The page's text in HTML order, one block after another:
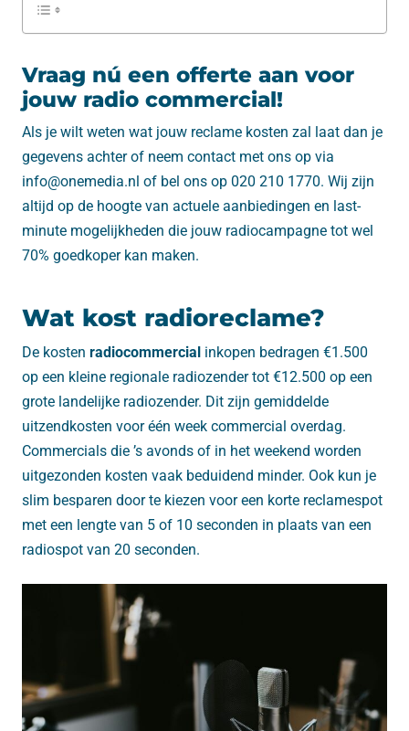
Vraag nú een offerte aan voor
jouw radio commercial!
Als je wilt weten wat jouw reclame kosten zal laat dan je
gegevens achter of neem contact met ons op via
info@onemedia.nl of bel ons op 020 210 1770. Wij zijn
altijd op de hoogte van actuele aanbiedingen en last-
minute mogelijkheden die jouw radiocampagne tot wel
70% goedkoper kan maken.
Wat kost radioreclame?
De kosten radiocommercial inkopen bedragen €1.500
op een kleine regionale radiozender tot €12.500 op een
grote landelijke radiozender. Dit zijn gemiddelde
uitzendkosten voor één week commercial overdag.
Commercials die ’s avonds of in het weekend worden
uitgezonden kosten vaak beduidend minder. Ook kun je
slim besparen door te kiezen voor een korte reclamespot
met een lengte van 5 of 10 seconden in plaats van een
radiospot van 20 seconden.